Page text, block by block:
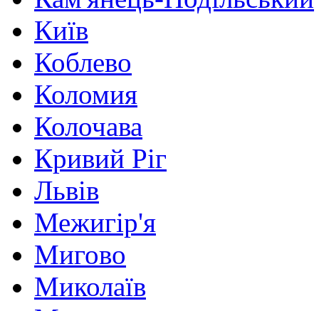
Київ
Коблево
Коломия
Колочава
Кривий Ріг
Львів
Межигір'я
Мигово
Миколаїв